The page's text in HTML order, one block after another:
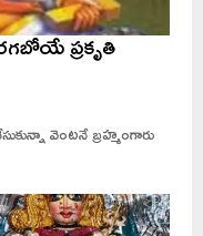
ప్రకృతి
వెంటనే బ్రహ్మంగారు